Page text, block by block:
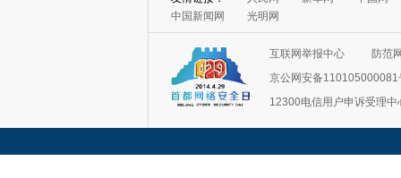
互联网举报中心
防范
京公网安备110105000081
12300电信用户申诉受理中